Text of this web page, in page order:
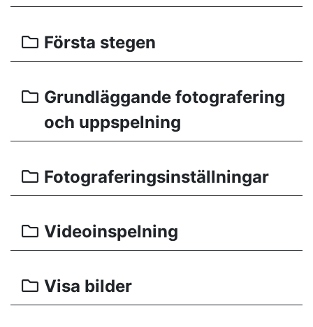
Första stegen
Grundläggande fotografering
och uppspelning
Fotograferingsinställningar
Videoinspelning
Visa bilder